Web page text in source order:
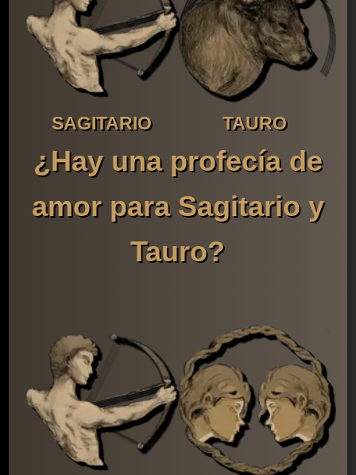
SAGITARIO TAURO
¿Hay una profecía de
amor para Sagitario y
Tauro?